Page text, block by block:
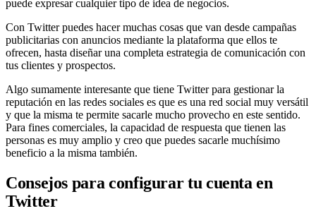
puede expresar cualquier tipo de idea de negocios.
Con Twitter puedes hacer muchas cosas que van desde campañas
publicitarias con anuncios mediante la plataforma que ellos te
ofrecen, hasta diseñar una completa estrategia de comunicación con
tus clientes y prospectos.
Algo sumamente interesante que tiene Twitter para gestionar la
reputación en las redes sociales es que es una red social muy versátil
y que la misma te permite sacarle mucho provecho en este sentido.
Para fines comerciales, la capacidad de respuesta que tienen las
personas es muy amplio y creo que puedes sacarle muchísimo
beneficio a la misma también.
Consejos para configurar tu cuenta en
Twitter